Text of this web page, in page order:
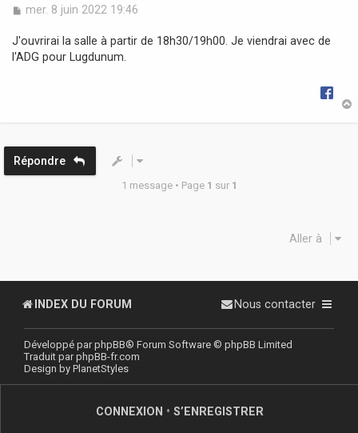
M
s
s
a
mer. 8 juin 2022 19:46
J'ouvrirai la salle à partir de 18h30/19h00. Je viendrai avec de
l'ADG pour Lugdunum.
Répondre
1 message • Page 1 sur 1
Aller à
INDEX DU FORUM Nous contacter
Développé parphpBB® Forum Software © phpBB Limited
Traduit parphpBB-fr.com
Design by PlanetStyles
CONNEXION • S’ENREGISTRER